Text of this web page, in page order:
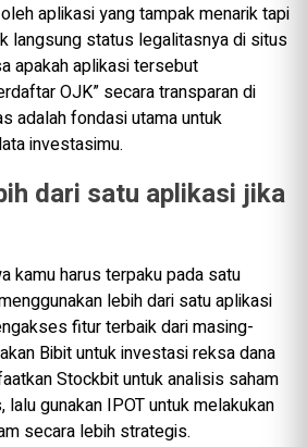
aplikasi yang tampak menarik tapi
langsung status legalitasnya di situs
apakah aplikasi tersebut
OJK” secara transparan di
adalah fondasi utama untuk
investasimu.
dari satu aplikasi jika
kamu harus terpaku pada satu
lebih dari satu aplikasi
fitur terbaik dari masing-
Bibit untuk investasi reksa dana
Stockbit untuk analisis saham
gunakan IPOT untuk melakukan
secara lebih strategis.